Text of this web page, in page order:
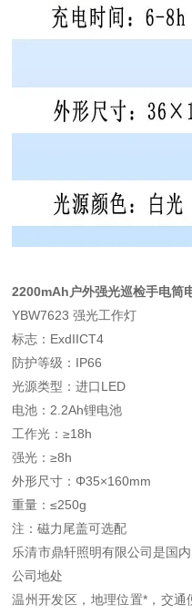
2200mAh户外强光巡检手电筒
YBW7623 强光工作灯
标志：ExdIICT4
防护等级：IP66
光源类型：进口LED
电池：2.2Ah锂电池
工作光：≥18h
强光：≥8h
外形尺寸：Φ35×160mm
重量：≤250g
注：磁力尾盖可选配
乐清市鼎轩照明有限公司是国
公司地处
温州开发区，地理位置*，交